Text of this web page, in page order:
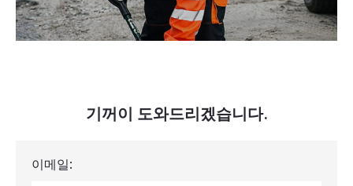
기꺼이 도와드리겠습니다.
이메일: